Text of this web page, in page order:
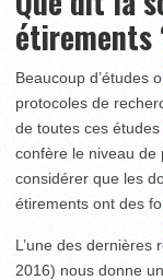
étirements
Beaucoup d’études
protocoles de
de toutes ces
confère le niveau de
considérer que les
étirements ont des
L’une des dernières
2016) nous donne